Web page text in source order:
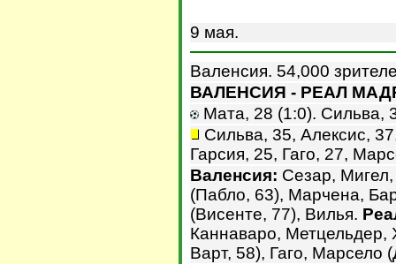
9 мая.
Валенсия. 54,000
ВАЛЕНСИЯ - РЕАЛ
Мата, 28 (1:0). Сильва,
Сильва, 35, Алексис,
Гарсия, 25, Гаго, 27,
Валенсия: Сезар,
(Пабло, 63), Марчена,
(Висенте, 77), Вилья.
Каннаваро, Метцельдер,
Варт, 58), Гаго, Марсело